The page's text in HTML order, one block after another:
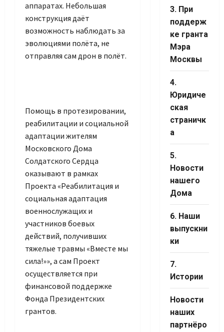
аппаратах. Небольшая
конструкция даёт
возможность наблюдать за
эволюциями полёта, не
отправляя сам дрон в полёт.
Помощь в протезировании,
реабилитации и социальной
адаптации жителям
Московского Дома
Солдатского Сердца
оказывают в рамках
Проекта «Реабилитация и
социальная адаптация
военнослужащих и
участников боевых
действий, получивших
тяжелые травмы «Вместе мы
сила!»», а сам Проект
осуществляется при
финансовой поддержке
Фонда Президентских
грантов.
3. При
поддерж
ке гранта
Мэра
Москвы
4.
Юридиче
ская
страничк
а
5.
Новости
нашего
Дома
6. Наши
выпускни
ки
7.
Истории
Новости
наших
партнёро